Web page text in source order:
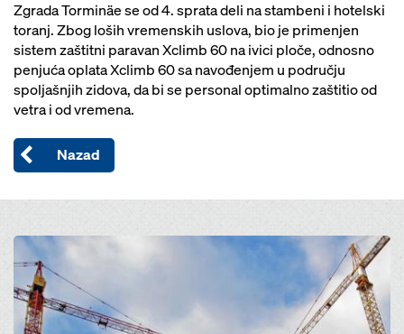
Zgrada Torminäe se od 4. sprata deli na stambeni i hotelski
toranj. Zbog loših vremenskih uslova, bio je primenjen
sistem zaštitni paravan Xclimb 60 na ivici ploče, odnosno
penjuća oplata Xclimb 60 sa navođenjem u području
spoljašnjih zidova, da bi se personal optimalno zaštitio od
vetra i od vremena.
Nazad
Open